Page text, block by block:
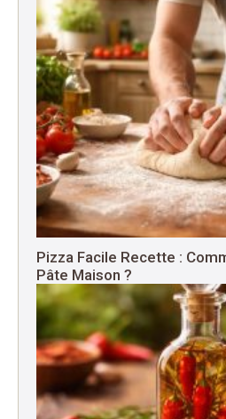
Pizza Facile Recette :
Pâte Maison ?